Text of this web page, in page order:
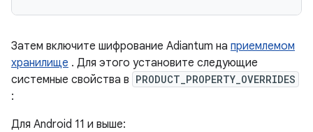
Затем включите шифрование Adiantum на приемлемом
хранилище . Для этого установите следующие
системные свойства в PRODUCT_PROPERTY_OVERRIDES
:
Для Android 11 и выше: